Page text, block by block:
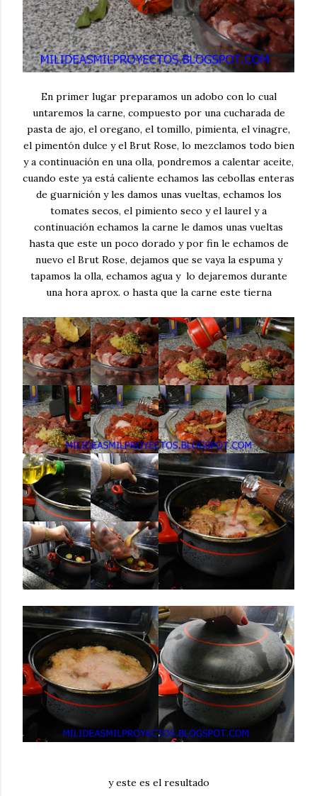
En primer lugar preparamos un adobo con lo cual
untaremos la carne, compuesto por una cucharada de
pasta de ajo, el oregano, el tomillo, pimienta, el vinagre,
el pimentón dulce y el Brut Rose, lo mezclamos todo bien
y a continuación en una olla, pondremos a calentar aceite,
cuando este ya está caliente echamos las cebollas enteras
de guarnición y les damos unas vueltas, echamos los
tomates secos, el pimiento seco y el laurel y a
continuación echamos la carne le damos unas vueltas
hasta que este un poco dorado y por fin le echamos de
nuevo el Brut Rose, dejamos que se vaya la espuma y
tapamos la olla, echamos agua y lo dejaremos durante
una hora aprox. o hasta que la carne este tierna
y este es el resultado